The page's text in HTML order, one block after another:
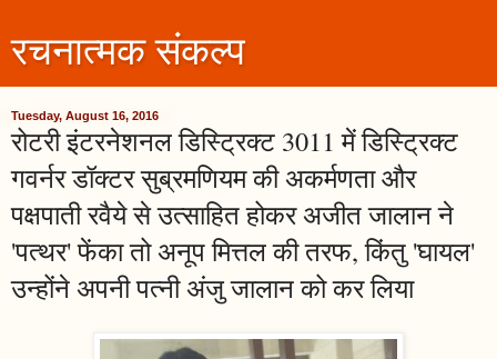
रचनात्मक संकल्प
Tuesday, August 16, 2016
रोटरी इंटरनेशनल डिस्ट्रिक्ट 3011 में डिस्ट्रिक्ट
गवर्नर डॉक्टर सुब्रमणियम की अकर्मणता और
पक्षपाती रवैये से उत्साहित होकर अजीत जालान ने
'पत्थर' फेंका तो अनूप मित्तल की तरफ, किंतु 'घायल'
उन्होंने अपनी पत्नी अंजु जालान को कर लिया